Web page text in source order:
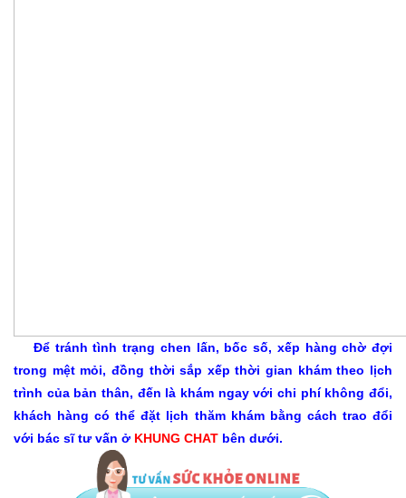
Để tránh tình trạng chen lấn, bốc số, xếp hàng chờ đợi
trong mệt mỏi, đồng thời sắp xếp thời gian khám theo lịch
trình của bản thân, đến là khám ngay với chi phí không đổi,
khách hàng có thể đặt lịch thăm khám bằng cách trao đổi
với bác sĩ tư vấn ở KHUNG CHAT bên dưới.